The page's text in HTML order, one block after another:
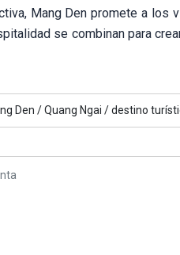
Mang Den promete a los
se combinan para
Den /Quang Ngai /destino